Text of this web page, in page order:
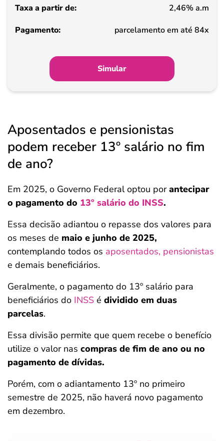
2,46% a.m
parcelamento em até 84x
Simular
Aposentados e pensionistas
podem receber 13º salário no fim
de ano?
Em 2025, o Governo Federal optou porantecipar
o pagamento do 13º salário do INSS.
Essa decisão adiantou o repasse dos valores para
os meses de maio e junho de 2025,
contemplando todos os aposentados, pensionistas
e demais beneficiários.
Geralmente, o pagamento do 13º salário para
beneficiários do INSS é dividido em duas
parcelas.
Essa divisão permite que quem recebe o benefício
utilize o valor nas compras de fim de ano ou no
pagamento de dívidas.
Porém, com o adiantamento 13º no primeiro
semestre de 2025, não haverá novo pagamento
em dezembro.